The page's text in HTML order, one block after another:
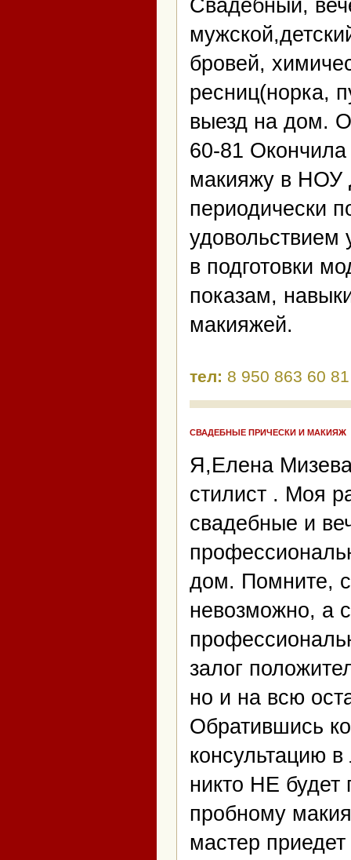
Свадебный,
бровей,
ресниц(норка,
выезд на дом.
60-81
макияжу в НОУ
периодически
удовольствием
в подготовки
показам,
макияжей.
тел: 8 950 863 60 81
СВАДЕБНЫЕ ПРИЧЕСКИ И МАКИЯЖ
Я,Елена
стилист . Моя
свадебные и
дом. Помните,
невозможно, а
залог
но и на всю
Обратившись
консультацию
никто НЕ будет
пробному
мастер